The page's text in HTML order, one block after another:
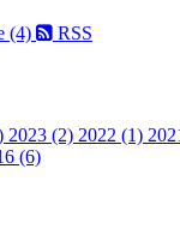
(4) RSS
2023 (2) 2022 (1)
(6)